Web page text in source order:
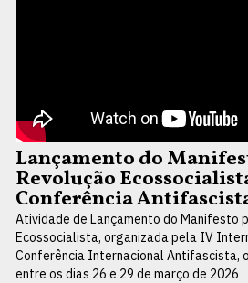
Lançamento do
Revolução
Conferência
Atividade de Lançamento do Manifesto
Ecossocialista, organizada pela IV
Conferência Internacional Antifascista,
entre os dias 26 e 29 de março de 2026